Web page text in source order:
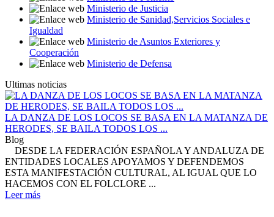
Ministerio de Justicia
Ministerio de Sanidad,Servicios Sociales e
Igualdad
Ministerio de Asuntos Exteriores y
Cooperación
Ministerio de Defensa
Ultimas noticias
LA DANZA DE LOS LOCOS SE BASA EN LA MATANZA DE
HERODES, SE BAILA TODOS LOS ...
Blog
DESDE LA FEDERACIÓN ESPAÑOLA Y ANDALUZA DE
ENTIDADES LOCALES APOYAMOS Y DEFENDEMOS
ESTA MANIFESTACIÓN CULTURAL, AL IGUAL QUE LO
HACEMOS CON EL FOLCLORE ...
Leer más